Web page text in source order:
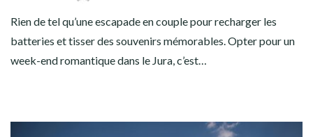
Rien de tel qu’une escapade en couple pour recharger les
batteries et tisser des souvenirs mémorables. Opter pour un
week-end romantique dans le Jura, c’est…